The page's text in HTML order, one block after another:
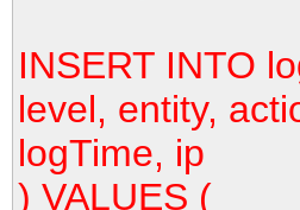
INSERT INTO
level, entity,
logTime, ip
) VALUES (